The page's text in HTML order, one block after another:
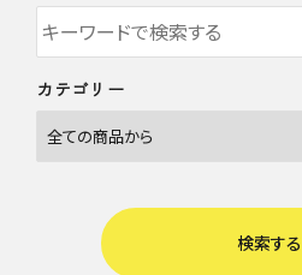
カテゴリー
検索する